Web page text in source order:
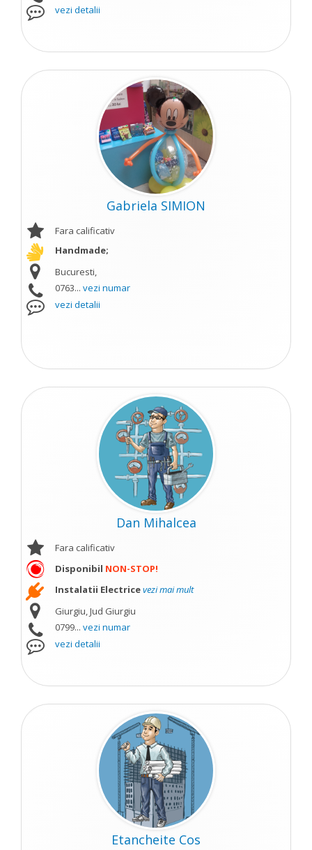
vezi detalii
Gabriela SIMION
Fara calificativ
Handmade;
Bucuresti,
0763... vezi numar
vezi detalii
Dan Mihalcea
Fara calificativ
Disponibil NON-STOP!
Instalatii Electricevezi mai mult
Giurgiu, Jud Giurgiu
0799... vezi numar
vezi detalii
Etancheite Cos